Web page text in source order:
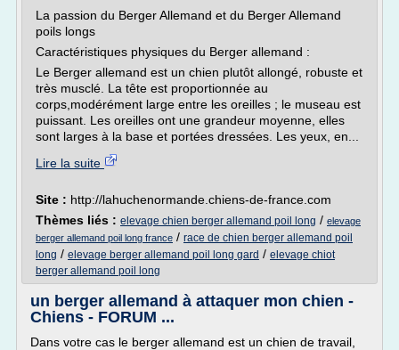
La passion du Berger Allemand et du Berger Allemand
poils longs
Caractéristiques physiques du Berger allemand :
Le Berger allemand est un chien plutôt allongé, robuste et
très musclé. La tête est proportionnée au
corps,modérément large entre les oreilles ; le museau est
puissant. Les oreilles ont une grandeur moyenne, elles
sont larges à la base et portées dressées. Les yeux, en...
Lire la suite
Site : http://lahuchenormande.chiens-de-france.com
Thèmes liés : elevage chien berger allemand poil long / elevage
berger allemand poil long france / race de chien berger allemand poil
long / elevage berger allemand poil long gard / elevage chiot
berger allemand poil long
un berger allemand à attaquer mon chien -
Chiens - FORUM ...
Dans votre cas le berger allemand est un chien de travail,